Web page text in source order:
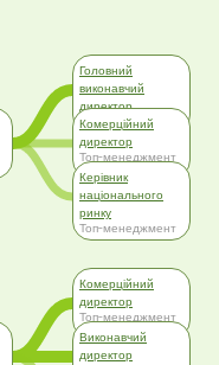
Головний
виконавчий
директор
Топ-менеджмент
Комерційний
директор
Топ-менеджмент
Керівник
національного
ринку
Топ-менеджмент
Комерційний
директор
Топ-менеджмент
Виконавчий
директор